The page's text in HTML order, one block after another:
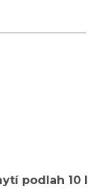
podlah 10 l